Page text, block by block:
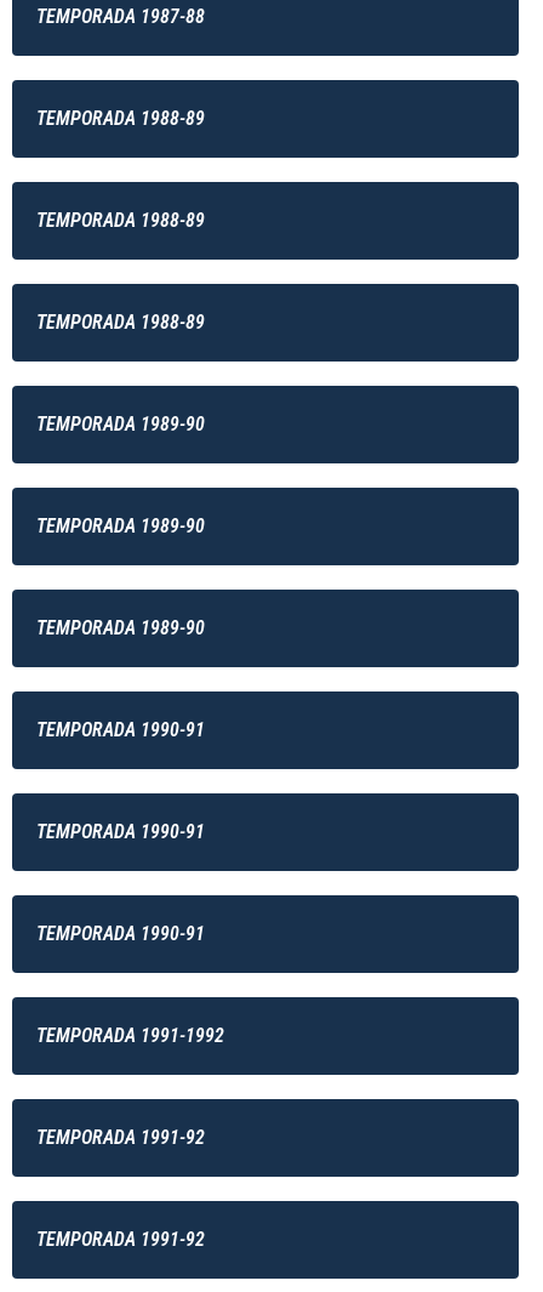
TEMPORADA 1987-88
TEMPORADA 1988-89
TEMPORADA 1988-89
TEMPORADA 1988-89
TEMPORADA 1989-90
TEMPORADA 1989-90
TEMPORADA 1989-90
TEMPORADA 1990-91
TEMPORADA 1990-91
TEMPORADA 1990-91
TEMPORADA 1991-1992
TEMPORADA 1991-92
TEMPORADA 1991-92